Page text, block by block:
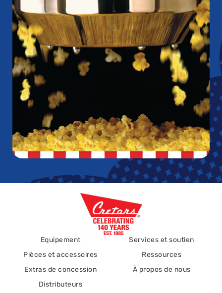
Equipement
Pièces et accessoires
Extras de concession
Distributeurs
Services et soutien
Ressources
À propos de nous